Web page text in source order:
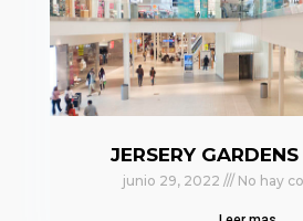
JERSERY
junio 29, 2022 No hay